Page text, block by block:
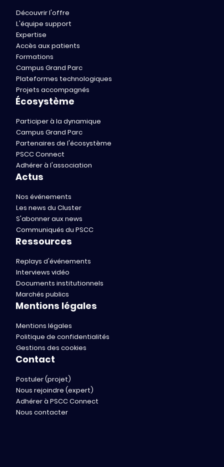
Découvrir l'offre
L'équipe support
Expertise
Accès aux patients
Formations
Campus Grand Parc
Plateformes technologiques
Projets accompagnés
Écosystème
Participer à la dynamique
Campus Grand Parc
Partenaires de l'écosystème
PSCC Connect
Adhérer à l'association
Actus
Nos événements
Les news du Cluster
S'abonner aux news
Communiqués du PSCC
Ressources
Replays d'événements
Interviews vidéo
Documents institutionnels
Marchés publics
Mentions légales
Mentions légales
Politique de confidentialités
Gestions des cookies
Contact
Postuler (projet)
Nous rejoindre (expert)
Adhérer à PSCC Connect
Nous contacter